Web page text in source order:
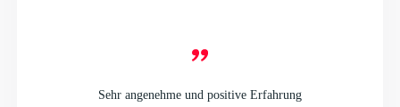
Sehr angenehme und positive Erfahrung